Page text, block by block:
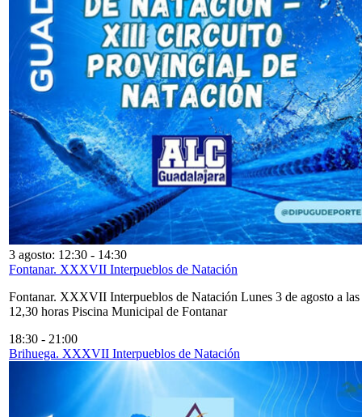
3 agosto: 12:30 - 14:30
Fontanar. XXXVII Interpueblos de Natación
Fontanar. XXXVII Interpueblos de Natación Lunes 3 de agosto a las
12,30 horas Piscina Municipal de Fontanar
18:30 - 21:00
Brihuega. XXXVII Interpueblos de Natación